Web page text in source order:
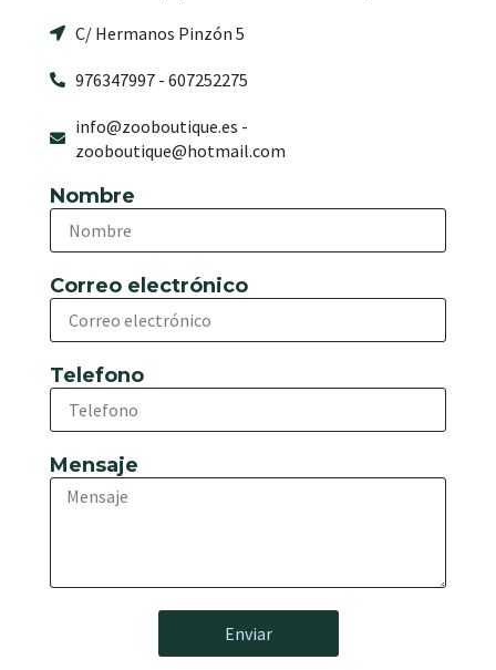
C/ Hermanos Pinzón 5​
976347997 - 607252275​
info@zooboutique.es -
zooboutique@hotmail.com​
Nombre
Correo electrónico
Telefono
Mensaje
Enviar